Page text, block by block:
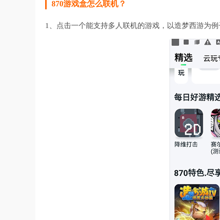
870游戏盒怎么联机？
1、点击一个能支持多人联机的游戏，以造梦西游为